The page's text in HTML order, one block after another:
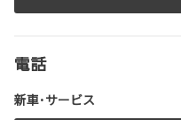
電話
新車･サービス